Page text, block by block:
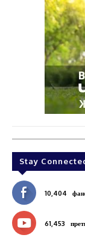
Stay
10,404
61,453